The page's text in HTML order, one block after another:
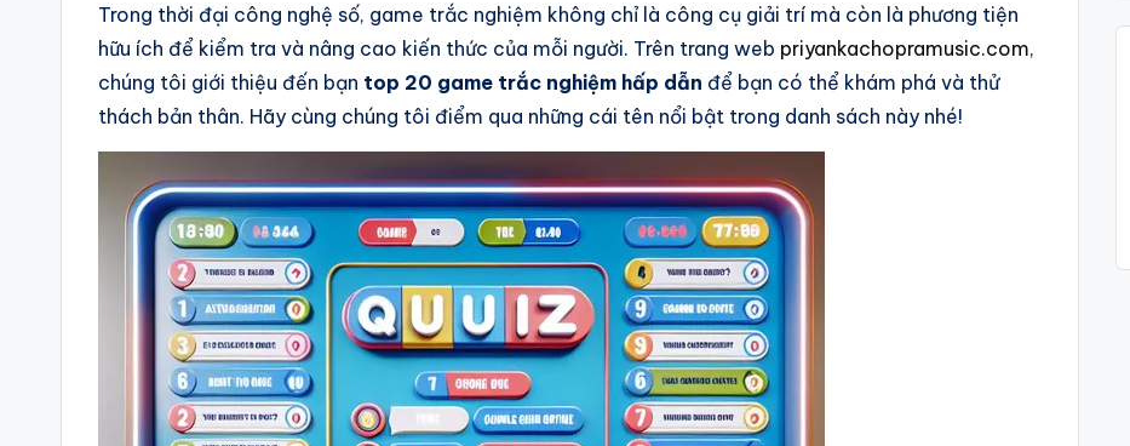
Trong thời đại công nghệ số, game trắc nghiệm không chỉ là công cụ giải trí mà còn là phương tiện
hữu ích để kiểm tra và nâng cao kiến thức của mỗi người. Trên trang web priyankachopramusic.com,
chúng tôi giới thiệu đến bạn top 20 game trắc nghiệm hấp dẫn để bạn có thể khám phá và thử
thách bản thân. Hãy cùng chúng tôi điểm qua những cái tên nổi bật trong danh sách này nhé!